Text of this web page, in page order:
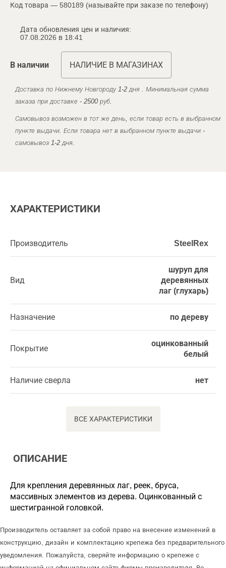
Код товара — 580189 (называйте при заказе по телефону)
Дата обновления цен и наличия:
07.08.2026 в 18:41
В наличии НАЛИЧИЕ В МАГАЗИНАХ
Доставка по Нижнему Новгороду 1-2 дня . Минимальная сумма
заказа при доставке - 2500 руб.
Самовывоз возможен в тот же день, если товар есть в выбранном
пункте выдачи. Если товара нет в выбранном пункте выдачи -
самовывоз 1-2 дня.
ХАРАКТЕРИСТИКИ
Производитель SteelRex
Вид
шуруп для
деревянных
лаг (глухарь)
Назначение по дереву
Покрытие
оцинкованный
белый
Наличие сверла нет
ВСЕ ХАРАКТЕРИСТИКИ
ОПИСАНИЕ
Для крепления деревянных лаг, реек, бруса,
массивных элементов из дерева. Оцинкованный с
шестигранной головкой.
Производитель оставляет за собой право на внесение изменений в
конструкцию, дизайн и комплектацию крепежа без предварительного
уведомления. Пожалуйста, сверяйте информацию о крепеже с